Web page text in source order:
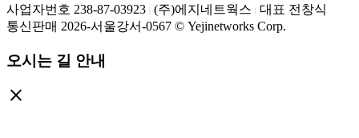
사업자번호 238-87-03923 (주)에지네트웍스
대표 전창식
통신판매 2026-서울강서-0567 © Yejinetworks Corp.
오시는 길 안내
close